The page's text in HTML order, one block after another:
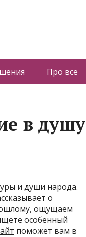
Про все
в душу
и души народа.
о
ощущаем
особенный
поможет вам в